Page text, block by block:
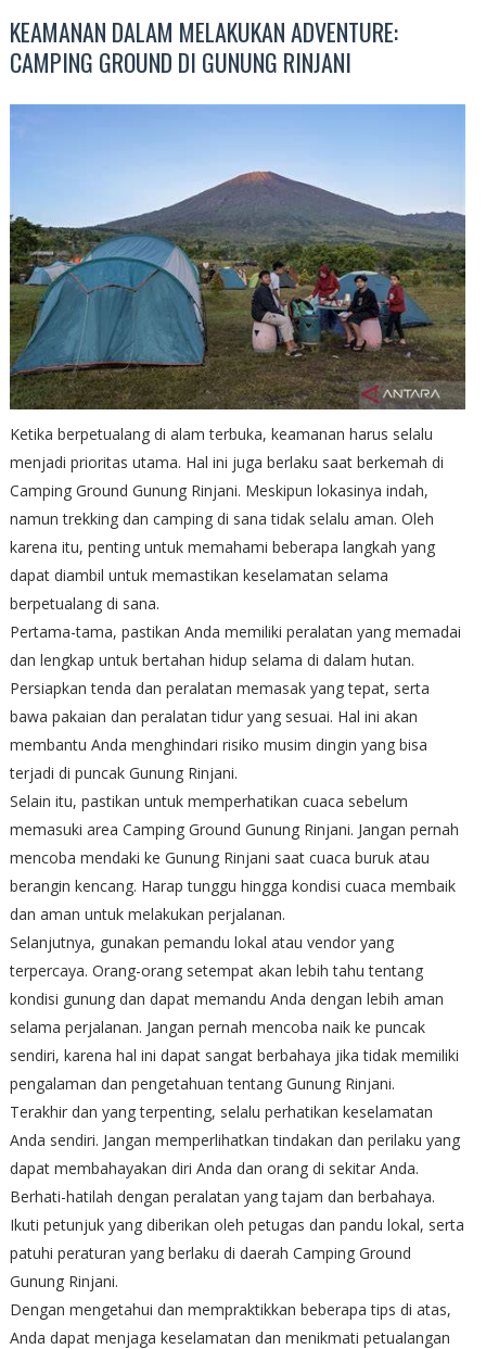
KEAMANAN DALAM MELAKUKAN ADVENTURE:
CAMPING GROUND DI GUNUNG RINJANI
Ketika berpetualang di alam terbuka, keamanan harus selalu
menjadi prioritas utama. Hal ini juga berlaku saat berkemah di
Camping Ground Gunung Rinjani. Meskipun lokasinya indah,
namun trekking dan camping di sana tidak selalu aman. Oleh
karena itu, penting untuk memahami beberapa langkah yang
dapat diambil untuk memastikan keselamatan selama
berpetualang di sana.
Pertama-tama, pastikan Anda memiliki peralatan yang memadai
dan lengkap untuk bertahan hidup selama di dalam hutan.
Persiapkan tenda dan peralatan memasak yang tepat, serta
bawa pakaian dan peralatan tidur yang sesuai. Hal ini akan
membantu Anda menghindari risiko musim dingin yang bisa
terjadi di puncak Gunung Rinjani.
Selain itu, pastikan untuk memperhatikan cuaca sebelum
memasuki area Camping Ground Gunung Rinjani. Jangan pernah
mencoba mendaki ke Gunung Rinjani saat cuaca buruk atau
berangin kencang. Harap tunggu hingga kondisi cuaca membaik
dan aman untuk melakukan perjalanan.
Selanjutnya, gunakan pemandu lokal atau vendor yang
terpercaya. Orang-orang setempat akan lebih tahu tentang
kondisi gunung dan dapat memandu Anda dengan lebih aman
selama perjalanan. Jangan pernah mencoba naik ke puncak
sendiri, karena hal ini dapat sangat berbahaya jika tidak memiliki
pengalaman dan pengetahuan tentang Gunung Rinjani.
Terakhir dan yang terpenting, selalu perhatikan keselamatan
Anda sendiri. Jangan memperlihatkan tindakan dan perilaku yang
dapat membahayakan diri Anda dan orang di sekitar Anda.
Berhati-hatilah dengan peralatan yang tajam dan berbahaya.
Ikuti petunjuk yang diberikan oleh petugas dan pandu lokal, serta
patuhi peraturan yang berlaku di daerah Camping Ground
Gunung Rinjani.
Dengan mengetahui dan mempraktikkan beberapa tips di atas,
Anda dapat menjaga keselamatan dan menikmati petualangan